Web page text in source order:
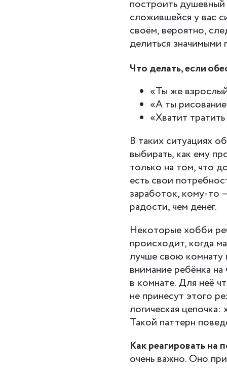
построить
сложившейся у вас
своём, вероятно,
делиться
Что делать, если
«Ты же
«А ты
«Хватит
В таких ситуациях
выбирать, как ему
только на том, что
есть свои
заработок, кому-то
радости, чем денег.
Некоторые хобби
происходит, когда
лучше свою комнату
внимание ребёнка
в комнате. Для неё
не принесут этого
логическая
Такой паттерн
Как реагировать на
очень важно. Оно